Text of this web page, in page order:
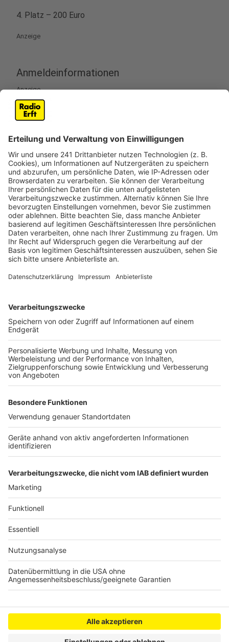
4. Platz – 200 Euro
Anzeige
Anmeldeinformationen
Anzeige
Ihr habt Spaß am Kegeln und auf
gesellschaftliches Zusammenkommen
Ihr schafft es ab dem 7. März für ca. 4 K.O.-
Runden ein Team von mind. 6 Spieler/innen für
jede Kegelpartie zu stellen
Aus eurem Kegelclub hat mindestens eine Person
den Hauptwohnsitz in Elsdorf
Regeln und Kegelspiele werden vor Turnierbeginn bei
einem gemeinsamen Zusammentreffen mit Vertretern
aller Kegelclubs erläutert.
(02274 – 709 133) vorgenommen werden. Weitere
Informationen gibt eshier.
Weitere Meldungen von Rhein und Erft
Warnstreiks in Kitas im Kreis
Verweilverbot am Brüssler Platz in Köln kommt
Ermittlungen gegen Sicherheitsleute im Zülpicher
Viertel eingestellt
Anzeige
Anzeige